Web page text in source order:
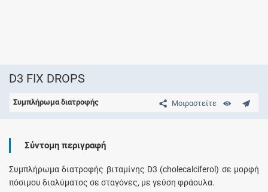
D3 FIX DROPS
Μοιραστείτε
Συμπλήρωμα διατροφής
Σύντομη περιγραφή
Συμπλήρωμα διατροφής βιταμίνης D3 (cholecalciferol) σε μορφή
πόσιμου διαλύματος σε σταγόνες, με γεύση φράουλα.